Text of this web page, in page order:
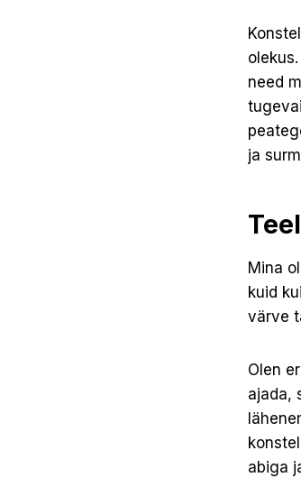
need
ja
Mina
kuid
värve
Olen
ajada,
abiga